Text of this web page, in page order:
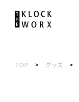
TOP > グッズ >